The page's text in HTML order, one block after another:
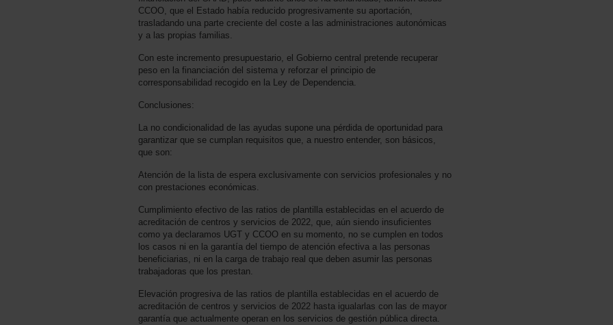
CCOO, que el Estado había reducido progresivamente su aportación,
trasladando una parte creciente del coste a las administraciones autonómicas
y a las propias familias.
Con este incremento presupuestario, el Gobierno central pretende recuperar
peso en la financiación del sistema y reforzar el principio de
corresponsabilidad recogido en la Ley de Dependencia.
Conclusiones:
La no condicionalidad de las ayudas supone una pérdida de oportunidad para
garantizar que se cumplan requisitos que, a nuestro entender, son básicos,
que son:
Atención de la lista de espera exclusivamente con servicios profesionales y no
con prestaciones económicas.
Cumplimiento efectivo de las ratios de plantilla establecidas en el acuerdo de
acreditación de centros y servicios de 2022, que, aún siendo insuficientes
como ya declaramos UGT y CCOO en su momento, no se cumplen en todos
los casos ni en la garantía del tiempo de atención efectiva a las personas
beneficiarias, ni en la carga de trabajo real que deben asumir las personas
trabajadoras que los prestan.
Elevación progresiva de las ratios de plantilla establecidas en el acuerdo de
acreditación de centros y servicios de 2022 hasta igualarlas con las de mayor
garantía que actualmente operan en los servicios de gestión pública directa.